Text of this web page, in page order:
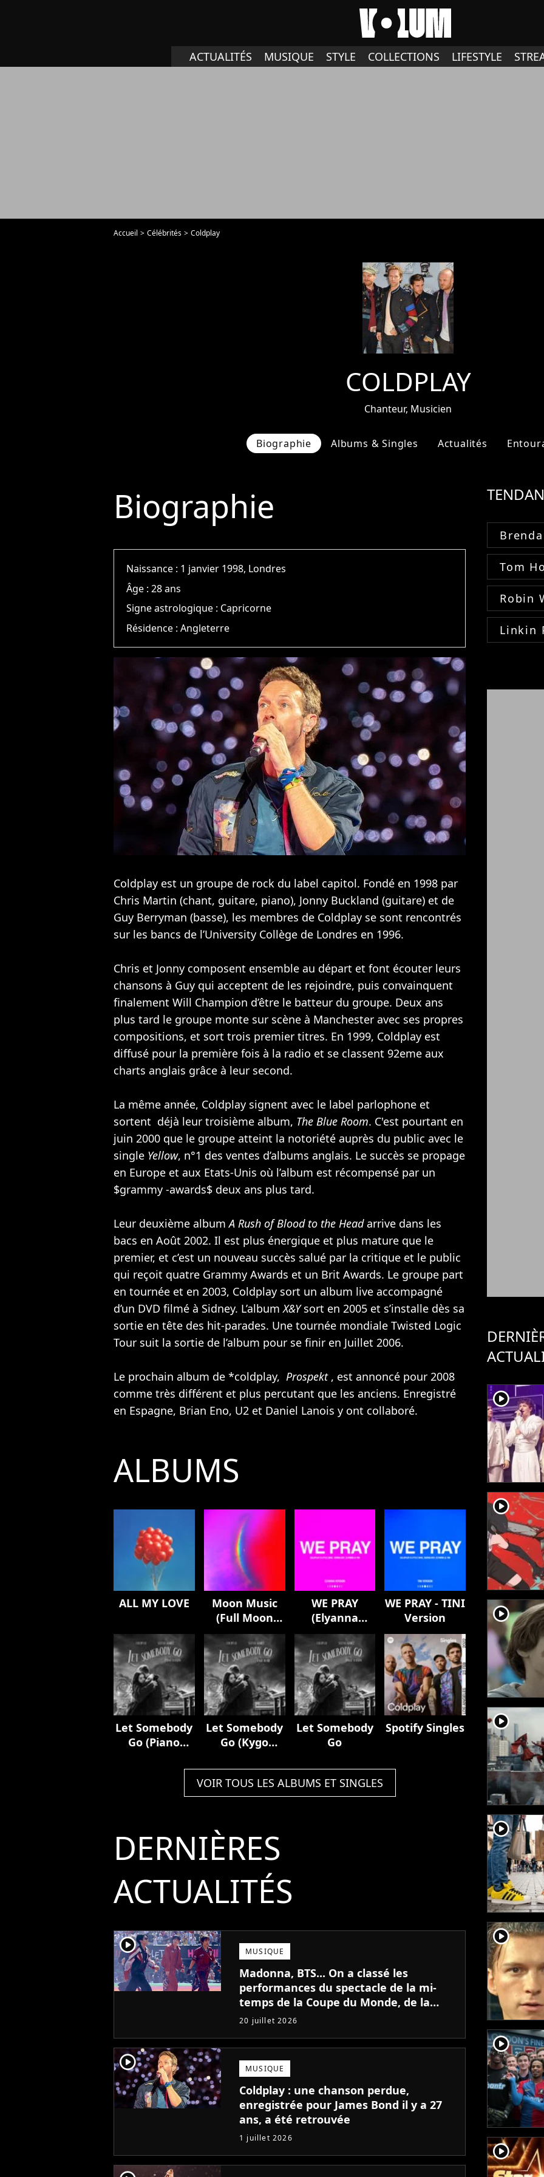
ACTUALITÉS MUSIQUE STYLE COLLECTIONS LIFESTYLE
Accueil Célébrités Coldplay
COLDPLAY
Chanteur, Musicien
Biographie Albums & Singles Actualités
Biographie
Naissance : 1 janvier 1998, Londres
Âge :28 ans
Signe astrologique : Capricorne
Résidence :Angleterre
Coldplay est un groupe de rock du label capitol. Fondé en 1998 par
Chris Martin (chant, guitare, piano), Jonny Buckland (guitare) et de
Guy Berryman (basse), les membres de Coldplay se sont rencontrés
sur les bancs de l’University Collège de Londres en 1996.
Chris et Jonny composent ensemble au départ et font écouter leurs
chansons à Guy qui acceptent de les rejoindre, puis convainquent
finalement Will Champion d’être le batteur du groupe. Deux ans
plus tard le groupe monte sur scène à Manchester avec ses propres
compositions, et sort trois premier titres. En 1999, Coldplay est
diffusé pour la première fois à la radio et se classent 92eme aux
charts anglais grâce à leur second.
La même année, Coldplay signent avec le label parlophone et
sortent déjà leur troisième album, The Blue Room. C'est pourtant en
juin 2000 que le groupe atteint la notoriété auprès du public avec le
single Yellow, n°1 des ventes d’albums anglais. Le succès se propage
en Europe et aux Etats-Unis où l’album est récompensé par un
$grammy -awards$ deux ans plus tard.
Leur deuxième albumA Rush of Blood to the Headarrive dans les
bacs en Août 2002. Il est plus énergique et plus mature que le
premier, et c’est un nouveau succès salué par la critique et le public
qui reçoit quatre Grammy Awards et un Brit Awards. Le groupe part
en tournée et en 2003, Coldplay sort un album live accompagné
d’un DVD filmé à Sidney. L’album X&Ysort en 2005 et s’installe dès sa
sortie en tête des hit-parades. Une tournée mondiale Twisted Logic
Tour suit la sortie de l’album pour se finir en Juillet 2006.
Le prochain album de *coldplay, Prospekt , est annoncé pour 2008
comme très différent et plus percutant que les anciens. Enregistré
en Espagne, Brian Eno, U2 et Daniel Lanois y ont collaboré.
ALBUMS
ALL MY LOVE
Moon Music
(Full Moon
Edition)
WE PRAY
(Elyanna
Version)
WE PRAY - TINI
Version
Let Somebody
Go (Piano
Let Somebody
Go (Kygo
Let Somebody
Go
Spotify Singles
VOIR TOUS LES ALBUMS ET SINGLES
DERNIÈRES
ACTUALITÉS
player2 MUSIQUE
Madonna, BTS... On a classé les
performances du spectacle de la mi-
temps de la Coupe du Monde, de la
pire à la meilleure
20 juillet 2026
player2 MUSIQUE
Coldplay : une chanson perdue,
enregistrée pour James Bond il y a 27
ans, a été retrouvée
1 juillet 2026
Tom
Robin
Linkin
player2
player2
player2
player2
player2
player2
player2
player2